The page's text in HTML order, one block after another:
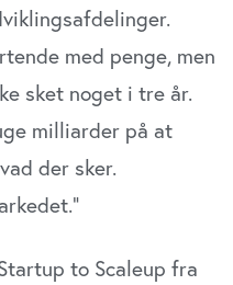
med penge, men
sket noget i tre år.
milliarder på at
der sker.
to Scaleup fra